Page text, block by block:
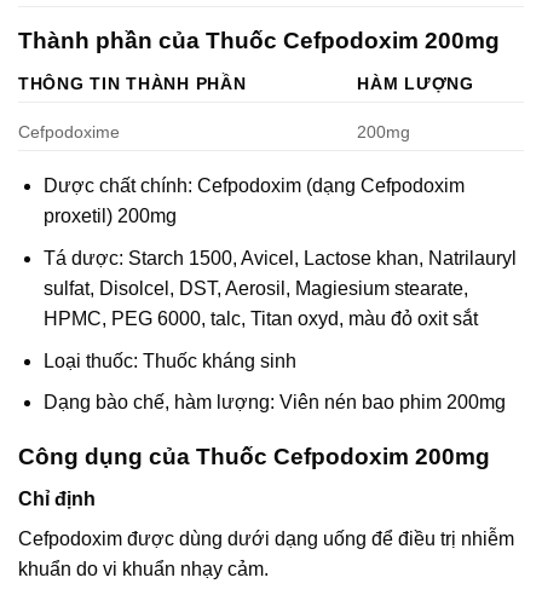
Thành phần của Thuốc Cefpodoxim 200mg
THÔNG TIN THÀNH PHẦN HÀM LƯỢNG
Cefpodoxime 200mg
Dược chất chính: Cefpodoxim (dạng Cefpodoxim
proxetil) 200mg
Tá dược: Starch 1500, Avicel, Lactose khan, Natrilauryl
sulfat, Disolcel, DST, Aerosil, Magiesium stearate,
HPMC, PEG 6000, talc, Titan oxyd, màu đỏ oxit sắt
Loại thuốc: Thuốc kháng sinh
Dạng bào chế, hàm lượng: Viên nén bao phim 200mg
Công dụng của Thuốc Cefpodoxim 200mg
Chỉ định
Cefpodoxim được dùng dưới dạng uống để điều trị nhiễm
khuẩn do vi khuẩn nhạy cảm.